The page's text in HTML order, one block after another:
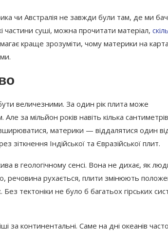
чи Австралія не завжди були там, де ми
частини суші, можна прочитати матеріал,
краще зрозуміти, чому материки на
величезними. За один рік плита може
за мільйон років навіть кілька
материки — віддалятися один
зіткнення Індійської та Євразійської плит.
в геологічному сенсі. Вона не дихає, як
речовина рухається, плити змінюють
тектоніки не було б багатьох гірських
за континентальні. Саме на дні океанів часто